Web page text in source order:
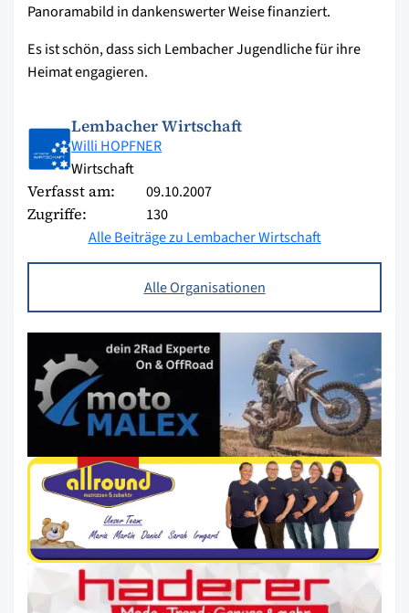
Panoramabild in dankenswerter Weise finanziert.
Es ist schön, dass sich Lembacher Jugendliche für ihre
Heimat engagieren.
Lembacher Wirtschaft
Willi HOPFNER
Wirtschaft
Verfasst am: 09.10.2007
Zugriffe:
130
Alle Beiträge zu Lembacher Wirtschaft
Alle Organisationen